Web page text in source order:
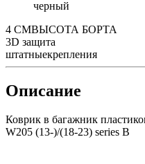
черный
4 СМВЫСОТА БОРТА
3D защита
штатныекрепления
Описание
Коврик в багажник
W205 (13-)/(18-23) series B